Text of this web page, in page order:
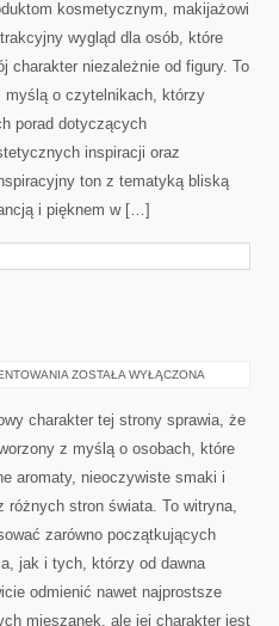
kosmetycznym, makijażowi
wygląd dla osób, które
charakter niezależnie od figury. To
myślą o czytelnikach, którzy
porad dotyczących
inspiracji oraz
ton z tematyką bliską
i pięknem w […]
PERFUMY
ZOSTAŁA WYŁĄCZONA
charakter tej strony sprawia, że
z myślą o osobach, które
aromaty, nieoczywiste smaki i
różnych stron świata. To witryna,
zarówno początkujących
jak i tych, którzy od dawna
odmienić nawet najprostsze
mieszanek, ale jej charakter jest